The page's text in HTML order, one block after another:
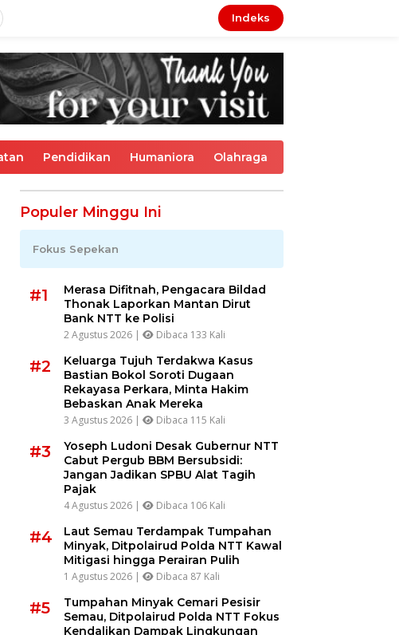
Indeks
Pendidikan Humaniora Olahraga
Populer Minggu Ini
Fokus Sepekan
#1
Merasa Difitnah, Pengacara Bildad
Thonak Laporkan Mantan Dirut
Bank NTT ke Polisi
2 Agustus 2026 | Dibaca 133 Kali
#2
Keluarga Tujuh Terdakwa Kasus
Bastian Bokol Soroti Dugaan
Rekayasa Perkara, Minta Hakim
Bebaskan Anak Mereka
3 Agustus 2026 | Dibaca 115 Kali
#3
Yoseph Ludoni Desak Gubernur NTT
Cabut Pergub BBM Bersubsidi:
Jangan Jadikan SPBU Alat Tagih
Pajak
4 Agustus 2026 | Dibaca 106 Kali
#4
Laut Semau Terdampak Tumpahan
Minyak, Ditpolairud Polda NTT Kawal
Mitigasi hingga Perairan Pulih
1 Agustus 2026 | Dibaca 87 Kali
#5
Tumpahan Minyak Cemari Pesisir
Semau, Ditpolairud Polda NTT Fokus
Kendalikan Dampak Lingkungan